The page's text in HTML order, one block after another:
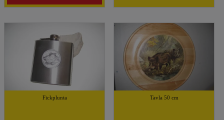
Fickplunta Tavla 50 cm